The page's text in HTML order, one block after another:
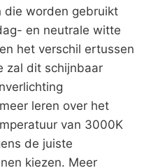
die worden gebruikt
en neutrale witte
het verschil ertussen
zal dit schijnbaar
leren over het
van 3000K
de juiste
kiezen. Meer